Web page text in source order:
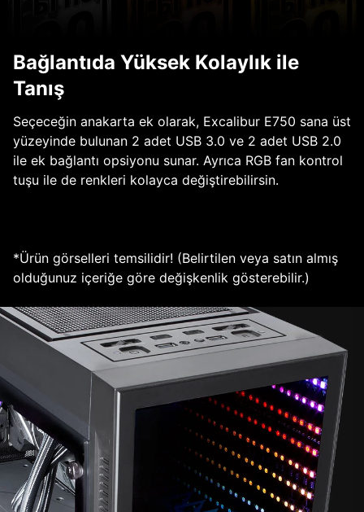
Bağlantıda Yüksek Kolaylık ile
Tanış
Seçeceğin anakarta ek olarak, Excalibur E750 sana üst
yüzeyinde bulunan 2 adet USB 3.0 ve 2 adet USB 2.0
ile ek bağlantı opsiyonu sunar. Ayrıca RGB fan kontrol
tuşu ile de renkleri kolayca değiştirebilirsin.
*Ürün görselleri temsilidir! (Belirtilen veya satın almış
olduğunuz içeriğe göre değişkenlik gösterebilir.)